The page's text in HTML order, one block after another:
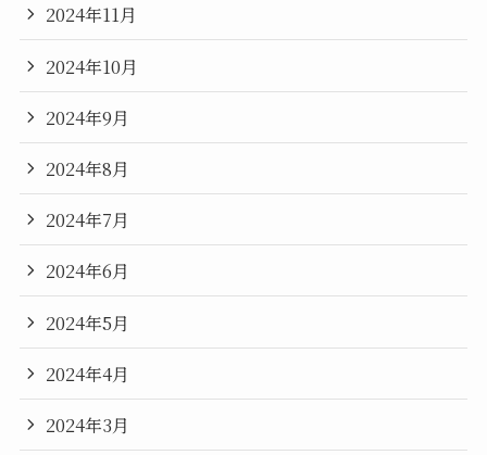
2024年11月
2024年10月
2024年9月
2024年8月
2024年7月
2024年6月
2024年5月
2024年4月
2024年3月